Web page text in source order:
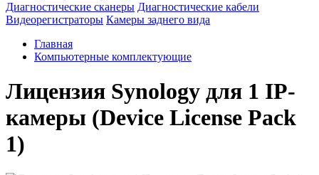
Диагностические сканеры Диагностические кабели
Видеорегистраторы Камеры заднего вида
Главная
Компьютерные комплектующие
Лицензия Synology для 1 IP-
камеры (Device License Pack
1)